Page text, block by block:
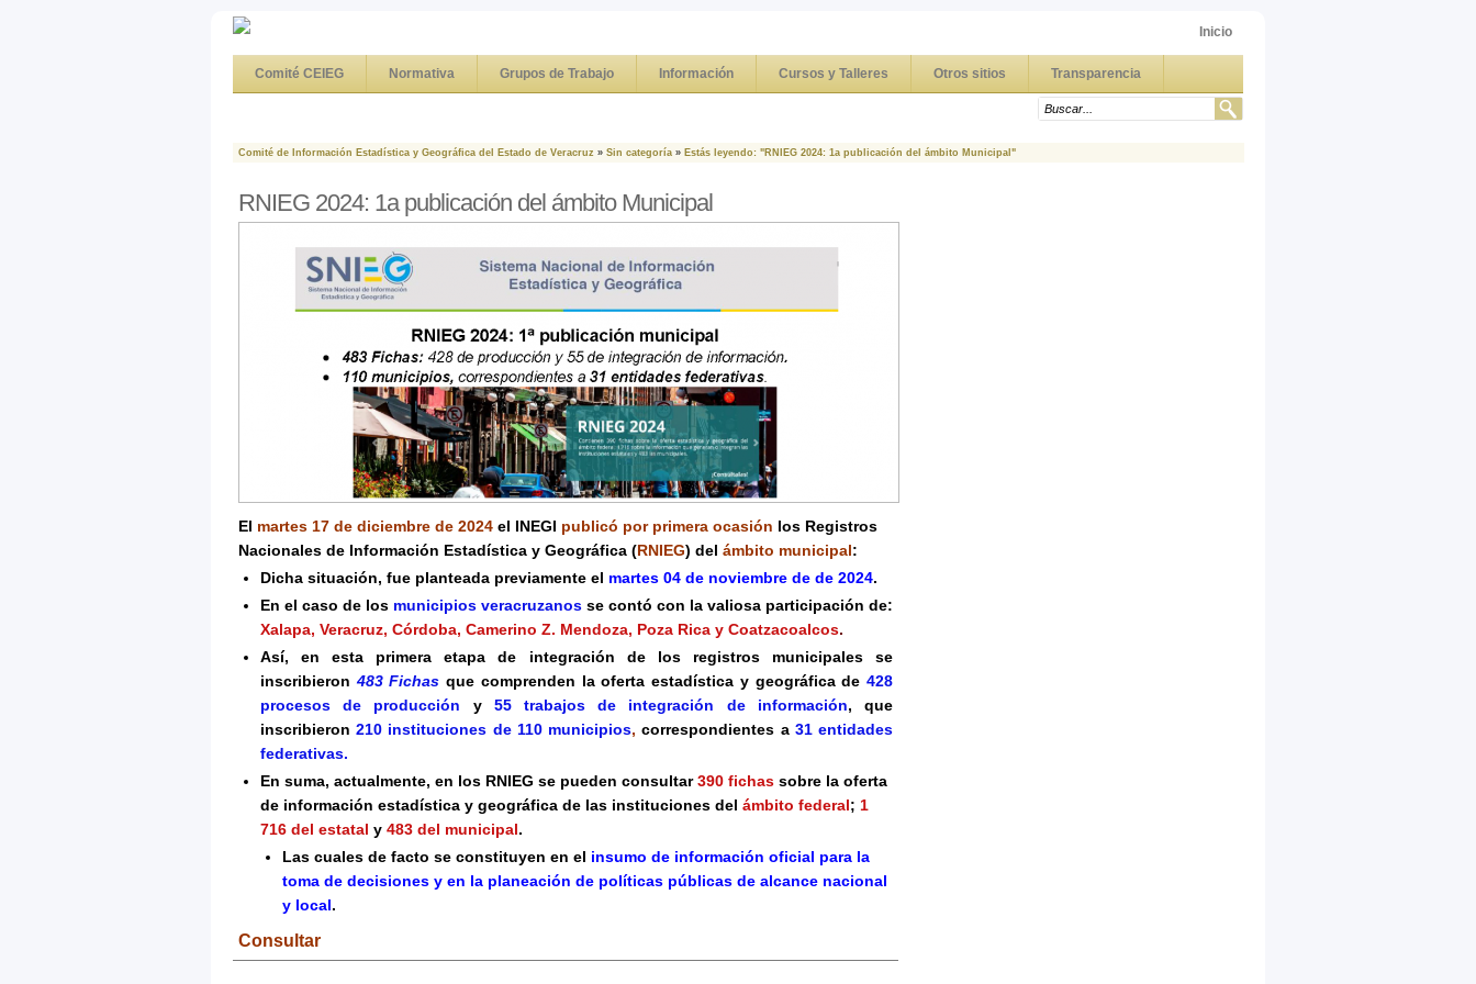
Inicio
Comité CEIEG Normativa Grupos de Trabajo Información Cursos y Talleres Otros sitios Transparencia
Comité de Información Estadística y Geográfica del Estado de Veracruz » Sin categoría » Estás leyendo: "RNIEG 2024: 1a publicación del ámbito Municipal"
RNIEG 2024: 1a publicación del ámbito Municipal
El martes 17 de diciembre de 2024 el INEGI publicó por primera ocasión los Registros
Nacionales de Información Estadística y Geográfica (RNIEG) del ámbito municipal:
Dicha situación, fue planteada previamente el martes 04 de noviembre de de 2024.
En el caso de los municipios veracruzanos se contó con la valiosa participación de:
Xalapa, Veracruz, Córdoba, Camerino Z. Mendoza, Poza Rica y Coatzacoalcos.
Así, en esta primera etapa de integración de los registros municipales se
inscribieron 483 Fichasque comprenden la oferta estadística y geográfica de428
procesos de producción y55 trabajos de integración de información,que
inscribieron210 instituciones de 110 municipios,correspondientes a 31 entidades
federativas.
En suma, actualmente, en los RNIEG se pueden consultar390 fichas sobre la oferta
de información estadística y geográfica de las instituciones del ámbito federal; 1
716 del estatal y 483 del municipal.
Las cuales de facto se constituyen en el insumo de información oficial para la
toma de decisiones y en la planeación de políticas públicas de alcance nacional
y local.
Consultar